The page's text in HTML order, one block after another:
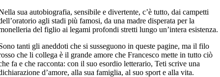
sua autobiografia, sensibile e divertente, c’è tutto, dai campetti
agli stadi più famosi, da una madre disperata per la
del figlio ai legami profondi stretti lungo un’intera esistenza.
tanti gli aneddoti che si susseguono in queste pagine, ma il filo
che li collega è il grande amore che Francesco mette in tutto ciò
fa e che racconta: con il suo esordio letterario, Teti scrive una
d’amore, alla sua famiglia, al suo sport e alla vita.